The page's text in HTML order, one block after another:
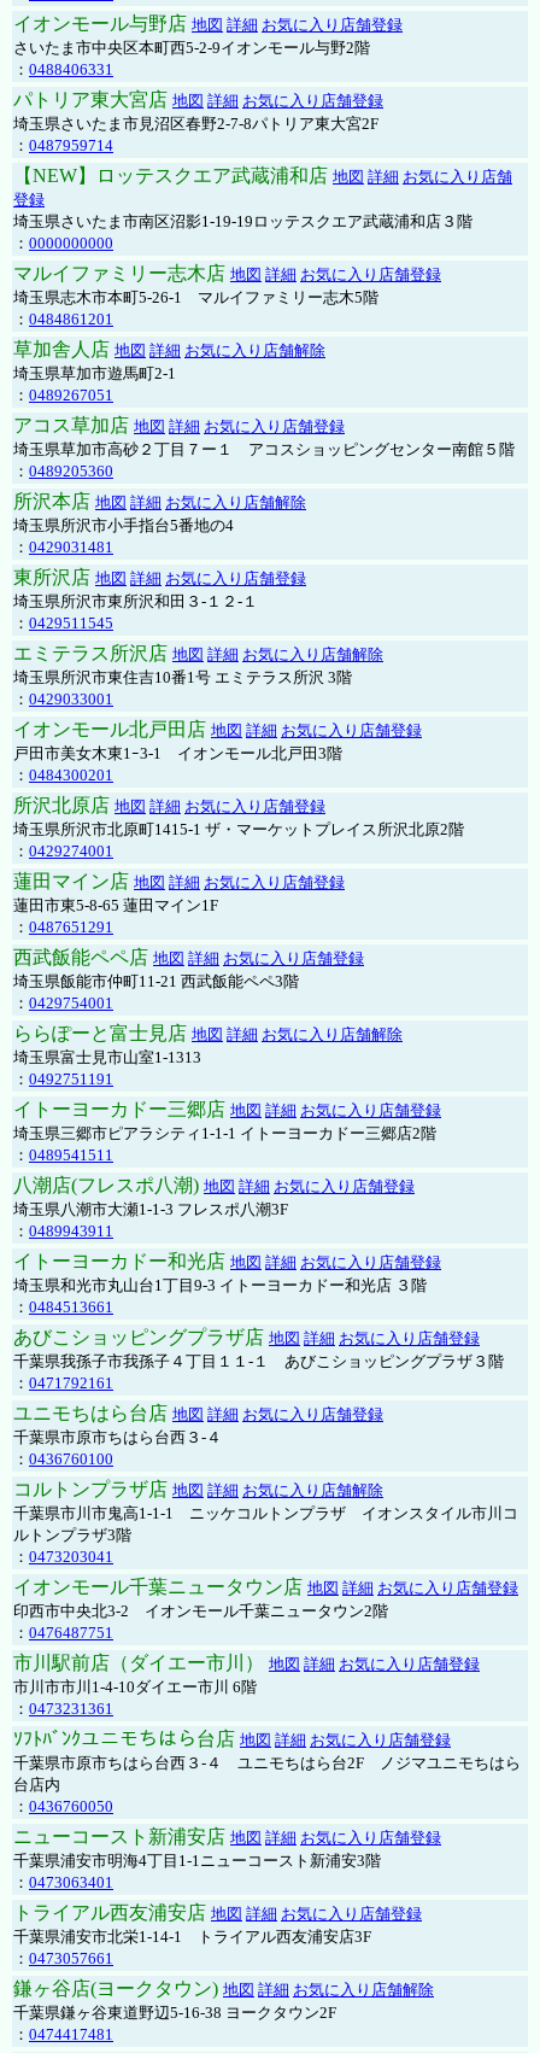
イオンモール与野店 地図 詳細 お気に入り店舗登録
さいたま市中央区本町西5-2-9イオンモール与野2階
： 0488406331
パトリア東大宮店 地図 詳細 お気に入り店舗登録
埼玉県さいたま市見沼区春野2-7-8パトリア東大宮2F
： 0487959714
【NEW】ロッテスクエア武蔵浦和店 地図 詳細 お気に入り店舗
登録
埼玉県さいたま市南区沼影1-19-19ロッテスクエア武蔵浦和店３階
： 0000000000
マルイファミリー志木店 地図 詳細 お気に入り店舗登録
埼玉県志木市本町5-26-1 マルイファミリー志木5階
： 0484861201
草加舎人店 地図 詳細 お気に入り店舗解除
埼玉県草加市遊馬町2-1
： 0489267051
アコス草加店 地図 詳細 お気に入り店舗登録
埼玉県草加市高砂２丁目７ー１ アコスショッピングセンター南館５階
： 0489205360
所沢本店 地図 詳細 お気に入り店舗解除
埼玉県所沢市小手指台5番地の4
： 0429031481
東所沢店 地図 詳細 お気に入り店舗登録
埼玉県所沢市東所沢和田３-１２-１
： 0429511545
エミテラス所沢店 地図 詳細 お気に入り店舗解除
埼玉県所沢市東住吉10番1号 エミテラス所沢 3階
： 0429033001
イオンモール北戸田店 地図 詳細 お気に入り店舗登録
戸田市美女木東1ｰ3‐1 イオンモール北戸田3階
： 0484300201
所沢北原店 地図 詳細 お気に入り店舗登録
埼玉県所沢市北原町1415-1 ザ・マーケットプレイス所沢北原2階
： 0429274001
蓮田マイン店 地図 詳細 お気に入り店舗登録
蓮田市東5-8-65 蓮田マイン1F
： 0487651291
西武飯能ペペ店 地図 詳細 お気に入り店舗登録
埼玉県飯能市仲町11-21 西武飯能ペペ3階
： 0429754001
ららぽーと富士見店 地図 詳細 お気に入り店舗解除
埼玉県富士見市山室1-1313
： 0492751191
イトーヨーカドー三郷店 地図 詳細 お気に入り店舗登録
埼玉県三郷市ピアラシティ1-1-1 イトーヨーカドー三郷店2階
： 0489541511
八潮店(フレスポ八潮) 地図 詳細 お気に入り店舗登録
埼玉県八潮市大瀬1-1-3 フレスポ八潮3F
： 0489943911
イトーヨーカドー和光店 地図 詳細 お気に入り店舗登録
埼玉県和光市丸山台1丁目9-3 イトーヨーカドー和光店 ３階
： 0484513661
あびこショッピングプラザ店 地図 詳細 お気に入り店舗登録
千葉県我孫子市我孫子４丁目１１-１ あびこショッピングプラザ３階
： 0471792161
ユニモちはら台店 地図 詳細 お気に入り店舗登録
千葉県市原市ちはら台西３-４
： 0436760100
コルトンプラザ店 地図 詳細 お気に入り店舗解除
千葉県市川市鬼高1-1-1 ニッケコルトンプラザ イオンスタイル市川コ
ルトンプラザ3階
： 0473203041
イオンモール千葉ニュータウン店 地図 詳細 お気に入り店舗登録
印西市中央北3-2 イオンモール千葉ニュータウン2階
： 0476487751
市川駅前店（ダイエー市川） 地図 詳細 お気に入り店舗登録
市川市市川1-4-10ダイエー市川 6階
： 0473231361
ｿﾌﾄﾊﾞﾝｸユニモちはら台店 地図 詳細 お気に入り店舗登録
千葉県市原市ちはら台西３-４ ユニモちはら台2F ノジマユニモちはら
台店内
： 0436760050
ニューコースト新浦安店 地図 詳細 お気に入り店舗登録
千葉県浦安市明海4丁目1-1ニューコースト新浦安3階
： 0473063401
トライアル西友浦安店 地図 詳細 お気に入り店舗登録
千葉県浦安市北栄1-14-1 トライアル西友浦安店3F
： 0473057661
鎌ヶ谷店(ヨークタウン) 地図 詳細 お気に入り店舗解除
千葉県鎌ヶ谷東道野辺5-16-38 ヨークタウン2F
： 0474417481